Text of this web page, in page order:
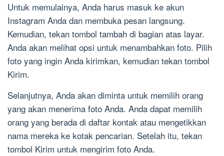
Untuk memulainya, Anda harus masuk ke akun
Instagram Anda dan membuka pesan langsung.
Kemudian, tekan tombol tambah di bagian atas layar.
Anda akan melihat opsi untuk menambahkan foto. Pilih
foto yang ingin Anda kirimkan, kemudian tekan tombol
Kirim.
Selanjutnya, Anda akan diminta untuk memilih orang
yang akan menerima foto Anda. Anda dapat memilih
orang yang berada di daftar kontak atau mengetikkan
nama mereka ke kotak pencarian. Setelah itu, tekan
tombol Kirim untuk mengirim foto Anda.